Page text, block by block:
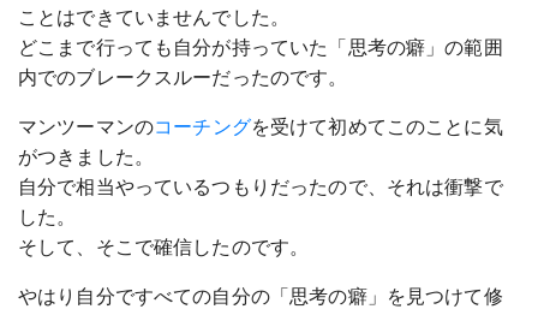
ことはできていませんでした。
どこまで行っても自分が持っていた「思考の癖」の範囲
内でのブレークスルーだったのです。
マンツーマンのコーチングを受けて初めてこのことに気
がつきました。
自分で相当やっているつもりだったので、それは衝撃で
した。
そして、そこで確信したのです。
やはり自分ですべての自分の「思考の癖」を見つけて修